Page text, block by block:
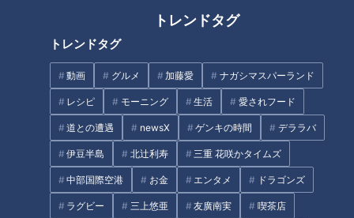
トレンドタグ
トレンドタグ
動画 グルメ 加藤愛 ナガシマスパーランド
レシピ モーニング 生活 愛されフード
道との遭遇 newsX ゲンキの時間 デララバ
伊豆半島 北辻利寿 三重 花咲かタイムズ
中部国際空港 お金 エンタメ ドラゴンズ
ラグビー 三上悠亜 友廣南実 喫茶店
新生「喫茶 満つ葉」がお店を構えたのは名古屋市緑区大清
水。静かで公園が多く、子育てファミリーに人気の住宅街で
す。「喫茶満つ葉」は数ある公園のうちのひとつ八ツ松公園の
南側にあります。